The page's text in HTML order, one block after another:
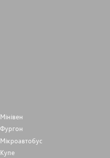
Мінівен
Фургон
Мікроавтобус
Купе